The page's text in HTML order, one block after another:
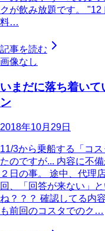
クが飲み放題です。
料…
記事を読む
画像なし
いまだに落ち着い
ン
2018年10月29日
11/3から乗船する「コ
たのですが... 内容に不
２日の事。 途中、代理
回、「回答が来ない」
ね？？？ 確認してる内
も前回のコスタでのク…